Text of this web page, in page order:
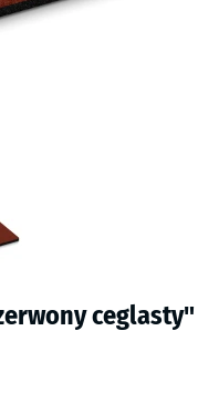
ceglasty"